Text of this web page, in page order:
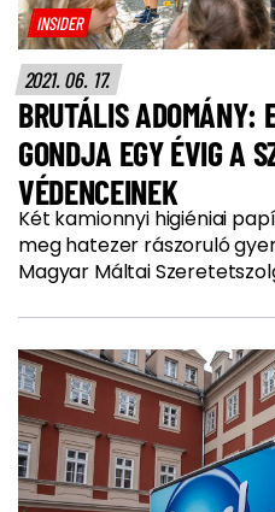
INSIDER
2021. 06. 17.
BRUTÁLIS ADOMÁNY:
GONDJA EGY ÉVIG A
VÉDENCEINEK
Két kamionnyi higiéniai
meg hatezer rászoruló
Magyar Máltai